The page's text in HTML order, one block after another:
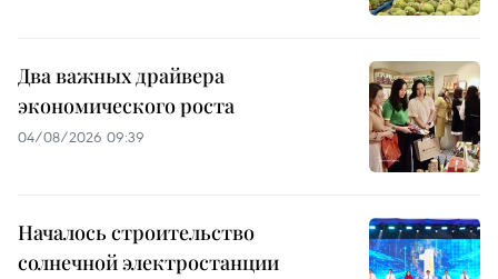
Два важных драйвера
экономического роста
04/08/2026 09:39
Началось строительство
солнечной электростанции